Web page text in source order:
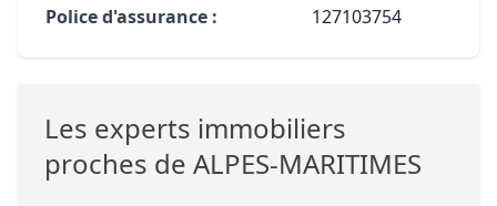
Police d'assurance :
127103754
Les experts immobiliers
proches de ALPES-MARITIMES